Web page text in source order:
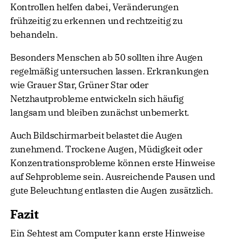
Kontrollen helfen dabei, Veränderungen
frühzeitig zu erkennen und rechtzeitig zu
behandeln.
Besonders Menschen ab 50 sollten ihre Augen
regelmäßig untersuchen lassen. Erkrankungen
wie Grauer Star, Grüner Star oder
Netzhautprobleme entwickeln sich häufig
langsam und bleiben zunächst unbemerkt.
Auch Bildschirmarbeit belastet die Augen
zunehmend. Trockene Augen, Müdigkeit oder
Konzentrationsprobleme können erste Hinweise
auf Sehprobleme sein. Ausreichende Pausen und
gute Beleuchtung entlasten die Augen zusätzlich.
Fazit
Ein Sehtest am Computer kann erste Hinweise